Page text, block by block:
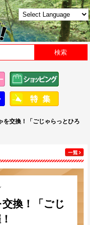
を交換！「ごじゃらっとひろ
換！「ごじ